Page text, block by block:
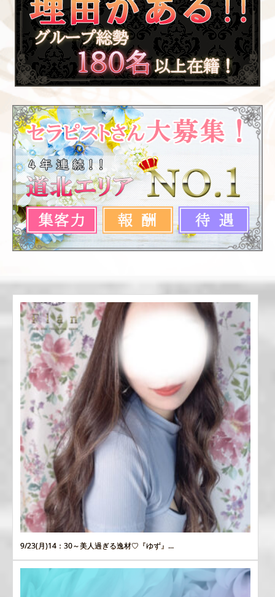
9/23(月)14：30～美人過ぎる逸材♡『ゆず』...